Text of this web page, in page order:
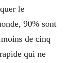
le
90% sont
de cinq
qui ne